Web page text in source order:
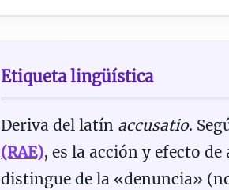
Etiqueta lingüística
Deriva del latín accusatio.
(RAE), es la acción y efecto
distingue de la «denuncia»